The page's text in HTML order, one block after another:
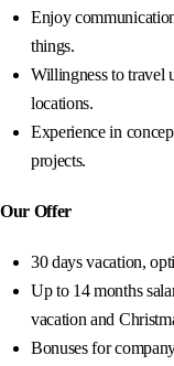
Enjoy
things.
Willingness to travel
locations.
Experience in
projects.
Our Offer
30 days vacation,
Up to 14 months
vacation and
Bonuses for